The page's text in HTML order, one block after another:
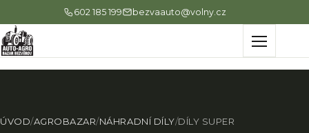
602 185 199 bezvaauto@volny.cz
Menu
ÚVOD/AGROBAZAR/NÁHRADNÍ DÍLY/DÍLY SUPER